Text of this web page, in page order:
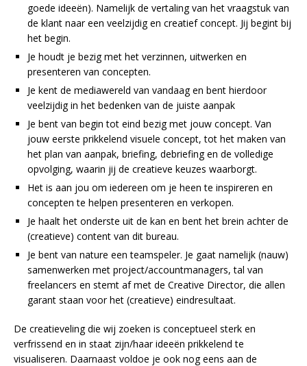
goede ideeën). Namelijk de vertaling van het vraagstuk van
de klant naar een veelzijdig en creatief concept. Jij begint bij
het begin.
Je houdt je bezig met het verzinnen, uitwerken en
presenteren van concepten.
Je kent de mediawereld van vandaag en bent hierdoor
veelzijdig in het bedenken van de juiste aanpak
Je bent van begin tot eind bezig met jouw concept. Van
jouw eerste prikkelend visuele concept, tot het maken van
het plan van aanpak, briefing, debriefing en de volledige
opvolging, waarin jij de creatieve keuzes waarborgt.
Het is aan jou om iedereen om je heen te inspireren en
concepten te helpen presenteren en verkopen.
Je haalt het onderste uit de kan en bent het brein achter de
(creatieve) content van dit bureau.
Je bent van nature een teamspeler. Je gaat namelijk (nauw)
samenwerken met project/accountmanagers, tal van
freelancers en stemt af met de Creative Director, die allen
garant staan voor het (creatieve) eindresultaat.
De creatieveling die wij zoeken is conceptueel sterk en
verfrissend en in staat zijn/haar ideeën prikkelend te
visualiseren. Daarnaast voldoe je ook nog eens aan de